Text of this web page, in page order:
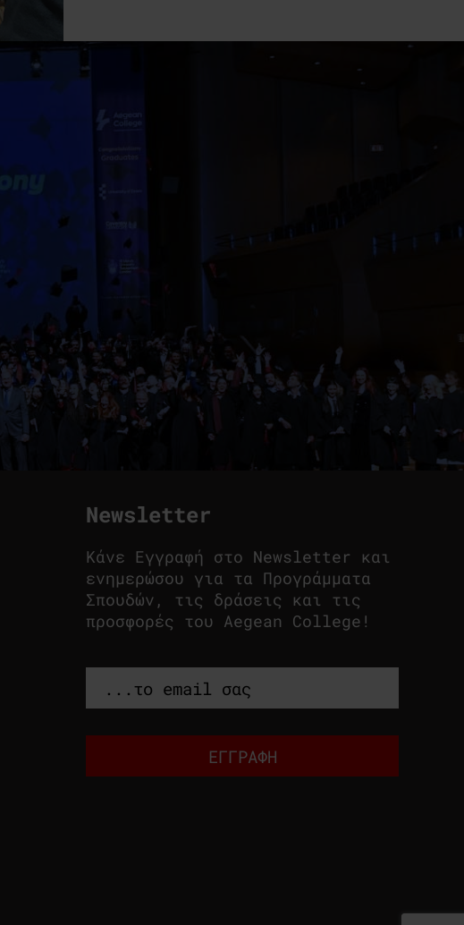
Newsletter
Κάνε Εγγραφή στο Newsletter και
ενημερώσου για τα Προγράμματα
Σπουδών, τις δράσεις και τις
προσφορές του Aegean College!